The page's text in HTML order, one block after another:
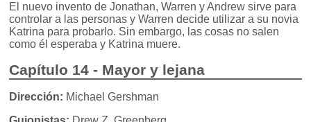
El nuevo invento de Jonathan, Warren y Andrew sirve para
controlar a las personas y Warren decide utilizar a su novia
Katrina para probarlo. Sin embargo, las cosas no salen
como él esperaba y Katrina muere.
Capítulo 14 - Mayor y lejana
Dirección: Michael Gershman